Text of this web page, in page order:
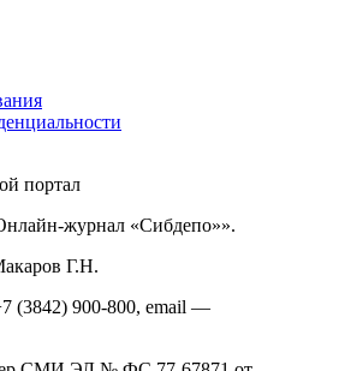
портал
журнал «Сибдепо»».
Г.Н.
(3842) 900-800, email —